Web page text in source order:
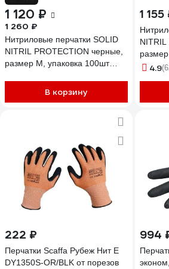
1 120 ₽
1 260 ₽
Нитриловые перчатки SOLID
NITRIL PROTECTION черные,
размер M, упаковка 100шт
В корзину
1 155
NITRIL
размер
4.9
222 ₽
Перчатки Scaffa Рубеж Нит Е
DY1350S-OR/BLK от порезов
994